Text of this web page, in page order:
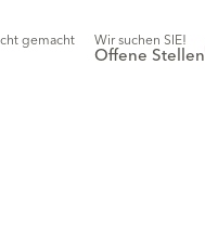
gemacht Wir suchen SIE!
Offene Stellen